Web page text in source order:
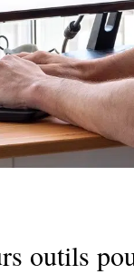
outils